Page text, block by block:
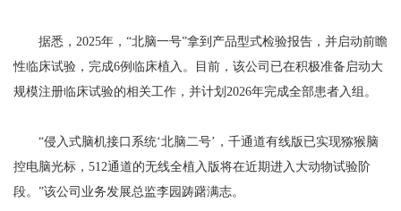
据悉，2025年，“北脑一号”拿到产品型式检验报告，并启动前瞻
性临床试验，完成6例临床植入。目前，该公司已在积极准备启动大
规模注册临床试验的相关工作，并计划2026年完成全部患者入组。
“侵入式脑机接口系统‘北脑二号’，千通道有线版已实现猕猴脑
控电脑光标，512通道的无线全植入版将在近期进入大动物试验阶
段。”该公司业务发展总监李园踌躇满志。